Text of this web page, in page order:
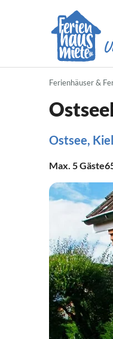
Ferienhäuser &
Ostsee,
Max. 5Gäste